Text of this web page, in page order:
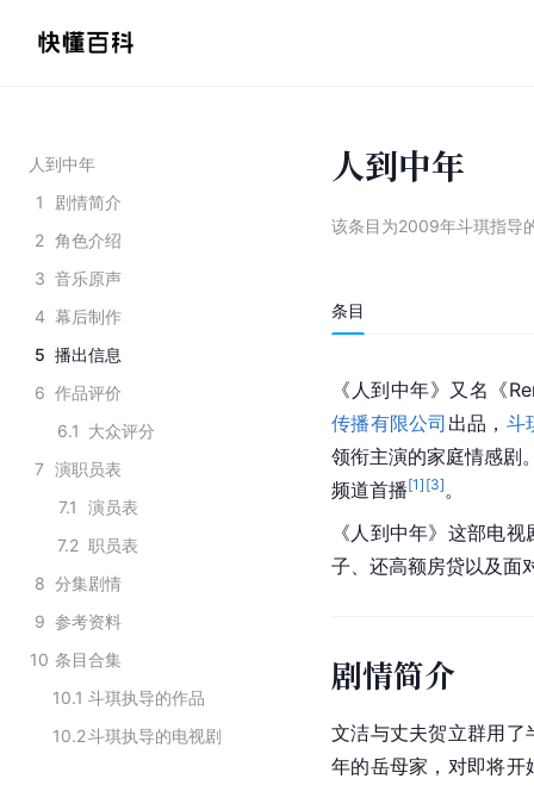
人到中年
1
剧情简介
2 角色介绍
3 音乐原声
4 幕后制作
5 播出信息
6 作品评价
6.1 大众评分
7 演职员表
7.1
演员表
7.2 职员表
8 分集剧情
9 参考资料
10 条目合集
10.1 斗琪执导的作品
10.2斗琪执导的电视剧
人到中年
该条目为2009年斗琪指导
条目
《人到中年》又名《
传播有限公司 出品， 斗
领衔主演的家庭情感剧
频道首播[1] [3] 。
《人到中年》这部电
子、还高额房贷以及面
剧情简介
文洁与丈夫贺立群用了
年的岳母家，对即将开